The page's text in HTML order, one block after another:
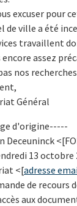
excuser pour
de ville a été
travaillent
assez
nos
Général
d'origine-----
Deceuninck
13 octobre
<[adresse
de recours
aux